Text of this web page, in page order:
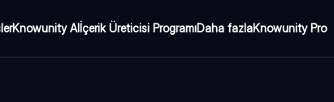
Knowunity AIİçerik Üreticisi ProgramıDaha fazlaKnowunity Pro